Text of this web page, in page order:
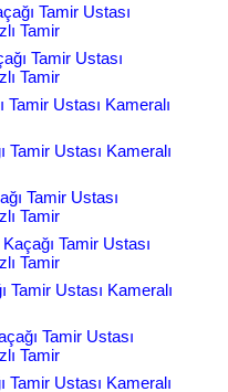
Tamir Ustası
Tamir
Tamir Ustası
Tamir
Ustası Kameralı
Tamir Ustası Kameralı
Tamir Ustası
Tamir
Tamir Ustası
Tamir
Tamir Ustası Kameralı
Tamir Ustası
Tamir
Tamir Ustası Kameralı